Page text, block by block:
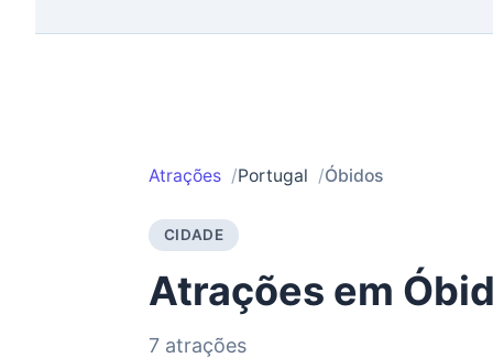
Atrações Portugal Óbidos
CIDADE
Atrações em
7 atrações